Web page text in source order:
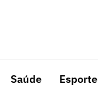
Saúde Esporte